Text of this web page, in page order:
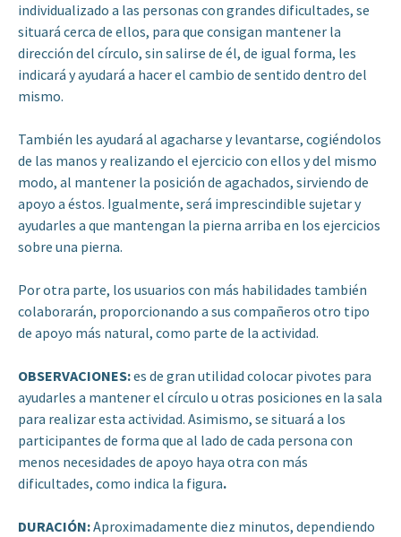
individualizado a las personas con grandes dificultades, se
situará cerca de ellos, para que consigan mantener la
dirección del círculo, sin salirse de él, de igual forma, les
indicará y ayudará a hacer el cambio de sentido dentro del
mismo.
También les ayudará al agacharse y levantarse, cogiéndolos
de las manos y realizando el ejercicio con ellos y del mismo
modo, al mantener la posición de agachados, sirviendo de
apoyo a éstos. Igualmente, será imprescindible sujetar y
ayudarles a que mantengan la pierna arriba en los ejercicios
sobre una pierna.
Por otra parte, los usuarios con más habilidades también
colaborarán, proporcionando a sus compañeros otro tipo
de apoyo más natural, como parte de la actividad.
OBSERVACIONES:es de gran utilidad colocar pivotes para
ayudarles a mantener el círculo u otras posiciones en la sala
para realizar esta actividad. Asimismo, se situará a los
participantes de forma que al lado de cada persona con
menos necesidades de apoyo haya otra con más
dificultades, como indica la figura.
DURACIÓN:Aproximadamente diez minutos, dependiendo